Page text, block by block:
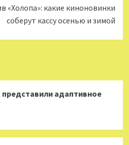
«Холопа»: какие киноновинки
соберут кассу осенью и зимой
представили адаптивное